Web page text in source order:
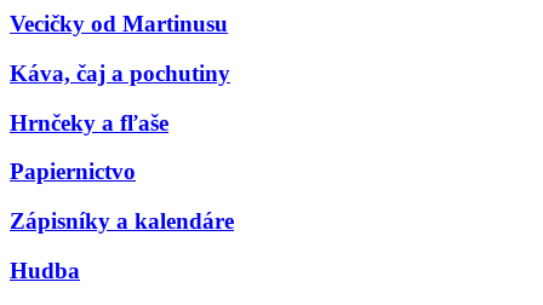
Vecičky od Martinusu
Káva, čaj a pochutiny
Hrnčeky a fľaše
Papiernictvo
Zápisníky a kalendáre
Hudba